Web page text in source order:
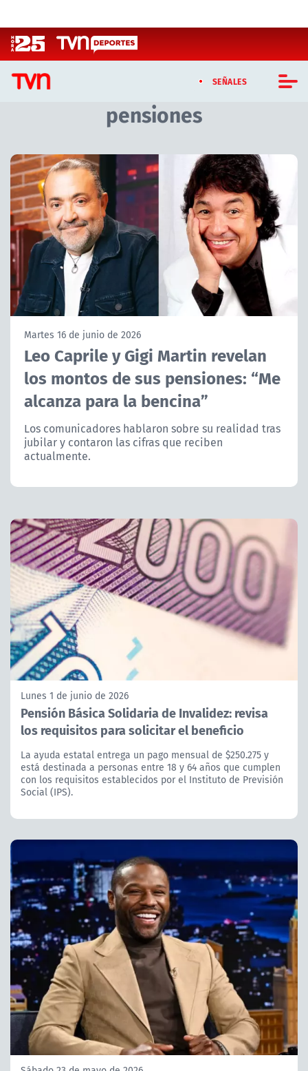
SEÑALES
CASTING MASTERCHEF CHILE
CASTING TVN VERTICAL
TVN VERTICAL
TVN PLAY
PROGRAMAS
TELESERIES
ACTUALIDAD Y TENDENCIAS
CORPORATIVO Y TRANSPARENCIA
CANAL DE DENUNCIAS
pensiones
Artículos relacionados con pensiones
Martes 16 de junio de 2026
Leo Caprile y Gigi Martin revelan
los montos de sus pensiones: “Me
alcanza para la bencina”
Los comunicadores hablaron sobre su realidad tras
jubilar y contaron las cifras que reciben
actualmente.
Lunes 1 de junio de 2026
Pensión Básica Solidaria de Invalidez: revisa
los requisitos para solicitar el beneficio
La ayuda estatal entrega un pago mensual de $250.275 y
está destinada a personas entre 18 y 64 años que cumplen
con los requisitos establecidos por el Instituto de Previsión
Social (IPS).